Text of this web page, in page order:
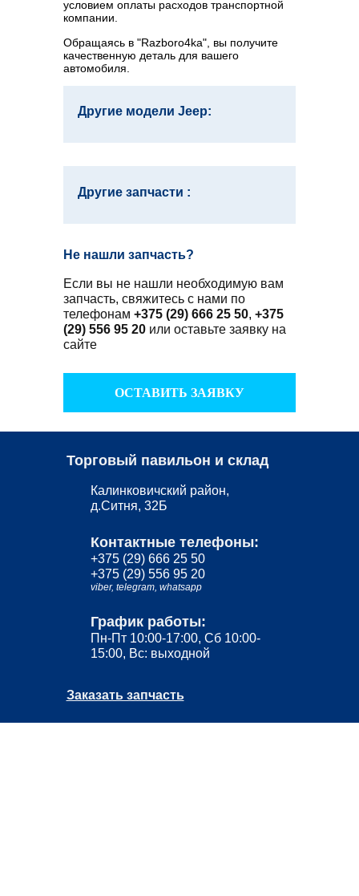
условием оплаты расходов транспортной
компании.
Обращаясь в "Razboro4ka", вы получите
качественную деталь для вашего
автомобиля.
Другие модели Jeep:
Другие запчасти :
Не нашли запчасть?
Если вы не нашли необходимую вам
запчасть, свяжитесь с нами по
телефонам +375 (29) 666 25 50, +375
(29) 556 95 20 или оставьте заявку на
сайте
ОСТАВИТЬ ЗАЯВКУ
Торговый павильон и склад
Калинковичский район,
д.Ситня, 32Б
Контактные телефоны:
+375 (29) 666 25 50
+375 (29) 556 95 20
viber, telegram, whatsapp
График работы:
Пн-Пт 10:00-17:00, Сб 10:00-
15:00, Вс: выходной
Заказать запчасть